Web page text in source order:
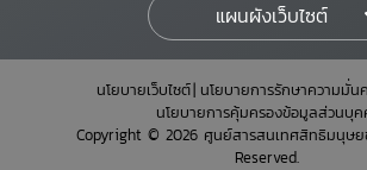
แผนผังเว็บไซต์
นโยบายเว็บไซต์ นโยบายการรักษาความมั่
นโยบายการคุ้มครองข้อมูลส่วนบุ
Copyright © 2026 ศูนย์สารสนเทศสิทธิมนุษ
Reserved.